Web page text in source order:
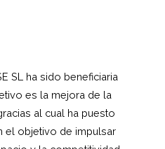
SL ha sido beneficiaria
es la mejora de la
al cual ha puesto
el objetivo de impulsar